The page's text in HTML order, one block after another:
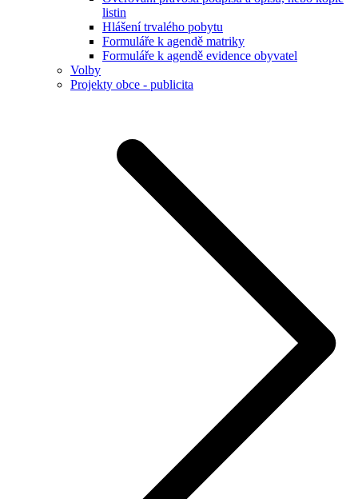
listin
Hlášení trvalého pobytu
Formuláře k agendě matriky
Formuláře k agendě evidence obyvatel
Volby
Projekty obce - publicita